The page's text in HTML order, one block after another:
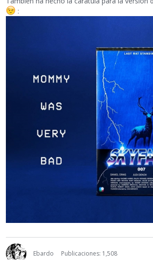
:
Ebardo
Publicaciones: 1,508